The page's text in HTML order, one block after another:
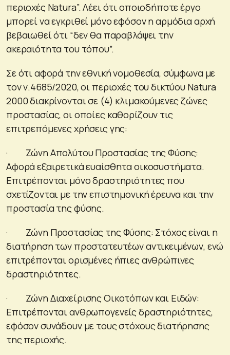
περιοχές Natura”. Λέει ότι οποιοδήποτε έργο
μπορεί να εγκριθεί μόνο εφόσον η αρμόδια αρχή
βεβαιωθεί ότι “δεν θα παραβλάψει την
ακεραιότητα του τόπου”.
Σε ότι αφορά την εθνική νομοθεσία, σύμφωνα με
τον ν.4685/2020, οι περιοχές του δικτύου Natura
2000 διακρίνονται σε (4) κλιμακούμενες ζώνες
προστασίας, οι οποίες καθορίζουν τις
επιτρεπόμενες χρήσεις γης:
· Ζώνη Απολύτου Προστασίας της Φύσης:
Αφορά εξαιρετικά ευαίσθητα οικοσυστήματα.
Επιτρέπονται μόνο δραστηριότητες που
σχετίζονται με την επιστημονική έρευνα και την
προστασία της φύσης.
· Ζώνη Προστασίας της Φύσης: Στόχος είναι η
διατήρηση των προστατευτέων αντικειμένων, ενώ
επιτρέπονται ορισμένες ήπιες ανθρώπινες
δραστηριότητες.
· Ζώνη Διαχείρισης Οικοτόπων και Ειδών:
Επιτρέπονται ανθρωπογενείς δραστηριότητες,
εφόσον συνάδουν με τους στόχους διατήρησης
της περιοχής.